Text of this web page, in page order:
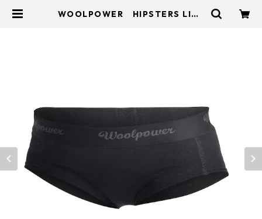
WOOLPOWER HIPSTERS LITE